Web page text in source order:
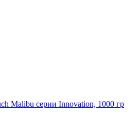
Malibu серии Innovation, 1000 гр